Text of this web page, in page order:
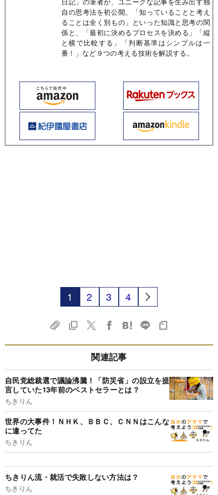
自の思考法を初公開。「知っていることと考え
ることは全く別もの」といった知識と思考の関
係と、「最初に決めるプロセスを決める」「縦
と横で比較する」「判断基準はシンプルは一
番！」など９つの考える技術を解説する。
1 2 3 4
関連記事
自民党総裁選で議論沸騰！「防災省」の設立を提
言していた13年前のベストセラーとは？
ちきりん
世界の大事件！ＮＨＫ、ＢＢＣ、ＣＮＮはこんな
に違ってた
ちきりん
ちきりん流・就活で失敗しない方法は？
ちきりん